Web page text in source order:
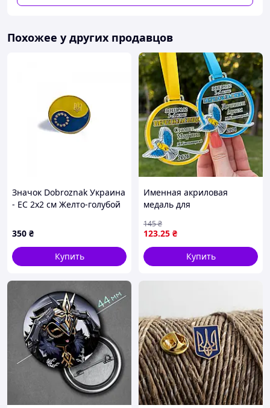
Похожее у других продавцов
Значок Dobroznak Украина
- ЕС 2х2 см Желто-голубой
350 ₴
Купить
Именная акриловая
медаль для
сентября, школьная
медаль с лентой, 8 см
123.25 ₴
145₴
Купить